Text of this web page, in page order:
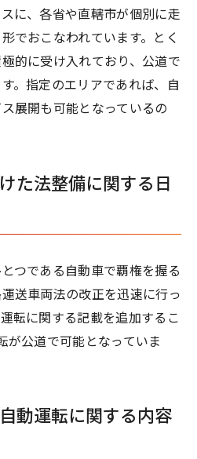
に、各省や直轄市が個別に走
でおこなわれています。とく
的に受け入れており、公道で
。指定のエリアであれば、自
展開も可能となっているの
た法整備に関する日
つである自動車で覇権を握る
送車両法の改正を迅速に行っ
転に関する記載を追加するこ
が公道で可能となっていま
動運転に関する内容